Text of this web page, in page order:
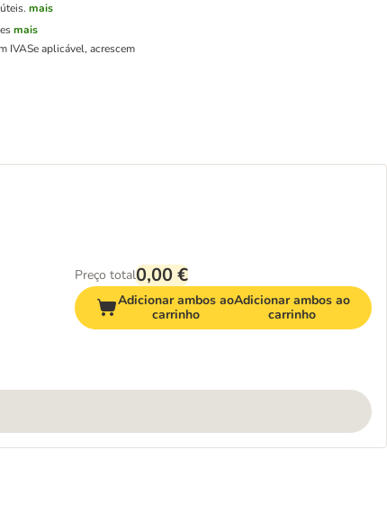
mais
mais
IVASe aplicável, acrescem
Preço total0,00 €
Adicionar ambos ao
carrinho
Adicionar ambos ao
carrinho